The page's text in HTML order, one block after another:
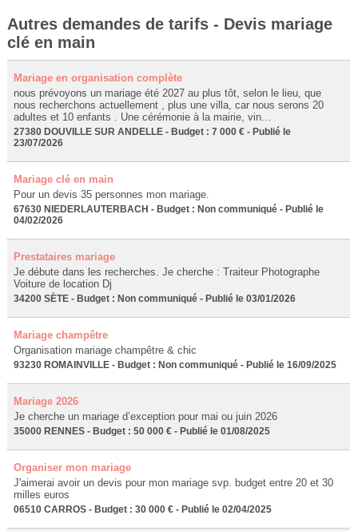
Autres demandes de tarifs - Devis mariage
clé en main
Mariage en organisation complète
nous prévoyons un mariage été 2027 au plus tôt, selon le lieu, que
nous recherchons actuellement , plus une villa, car nous serons 20
adultes et 10 enfants . Une cérémonie à la mairie, vin...
27380 DOUVILLE SUR ANDELLE - Budget : 7 000 € - Publié le
23/07/2026
Mariage clé en main
Pour un devis 35 personnes mon mariage.
67630 NIEDERLAUTERBACH - Budget : Non communiqué - Publié le
04/02/2026
Prestataires mariage
Je débute dans les recherches. Je cherche : Traiteur Photographe
Voiture de location Dj
34200 SÈTE - Budget : Non communiqué - Publié le 03/01/2026
Mariage champêtre
Organisation mariage champêtre & chic
93230 ROMAINVILLE - Budget : Non communiqué - Publié le 16/09/2025
Mariage 2026
Je cherche un mariage d’exception pour mai ou juin 2026
35000 RENNES - Budget : 50 000 € - Publié le 01/08/2025
Organiser mon mariage
J'aimerai avoir un devis pour mon mariage svp. budget entre 20 et 30
milles euros
06510 CARROS - Budget : 30 000 € - Publié le 02/04/2025